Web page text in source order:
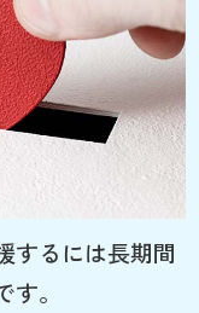
するには長期間
。